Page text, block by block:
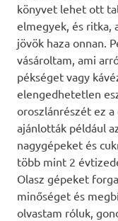
könyvet lehet ott
elmegyek, és ritka,
jövök haza onnan.
vásároltam, ami
pékséget vagy
elengedhetetlen
oroszlánrészét ez
ajánlották például
nagygépeket és
több mint 2
Olasz gépeket
minőséget és
olvastam róluk,